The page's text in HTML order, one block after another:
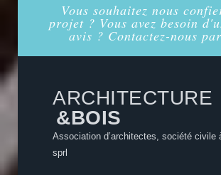
Vous souhaitez nous
projet ? Vous avez besoin
avis ? Contactez-nous
ARCHITECTURE
&BOIS
Association d’architectes, société civile
sprl